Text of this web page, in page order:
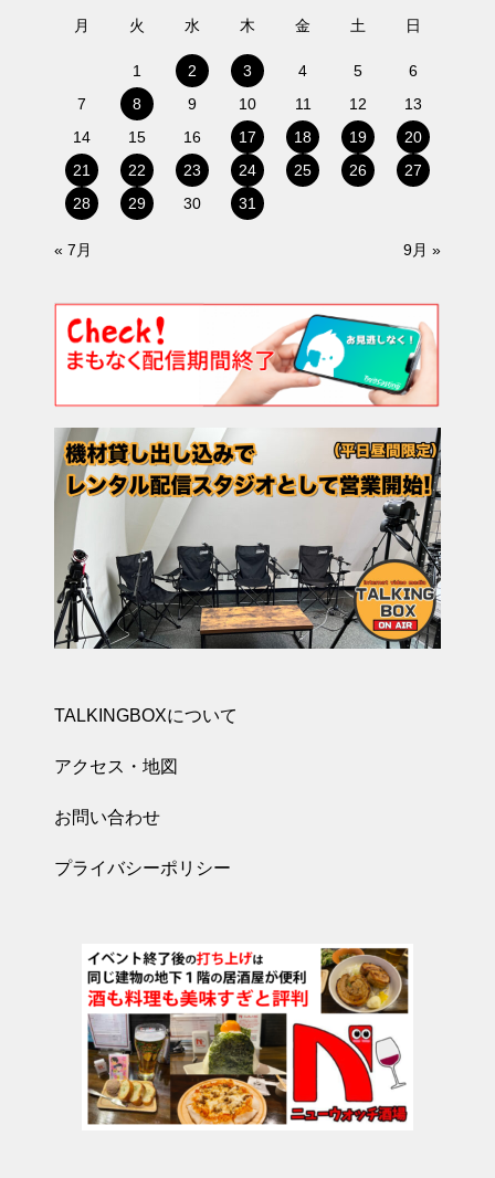
月 火 水 木 金 土 日
1 2 3 4 5
6
7
8 9 10 11 12
13
14
15 16 17 18 19
20
21
22 23 24 25 26
27
28
29 30 31
« 7月 9月 »
TALKINGBOXについて
アクセス・地図
お問い合わせ
プライバシーポリシー